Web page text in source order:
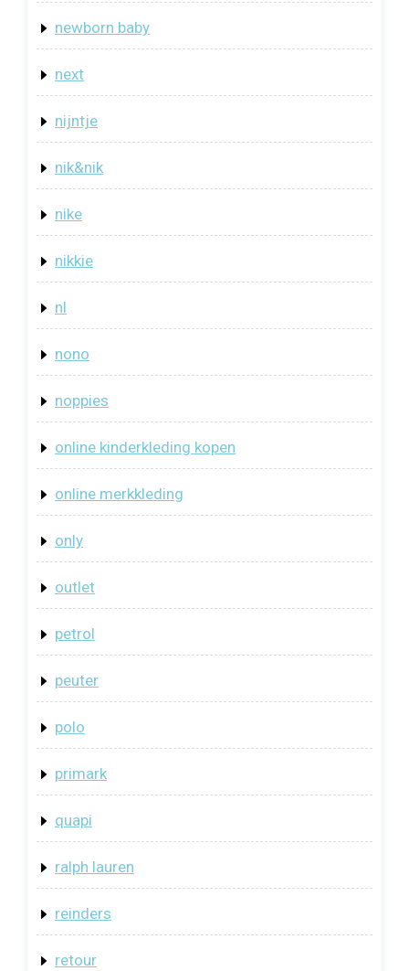
newborn baby
next
nijntje
nik&nik
nike
nikkie
nl
nono
noppies
online kinderkleding kopen
online merkkleding
only
outlet
petrol
peuter
polo
primark
quapi
ralph lauren
reinders
retour